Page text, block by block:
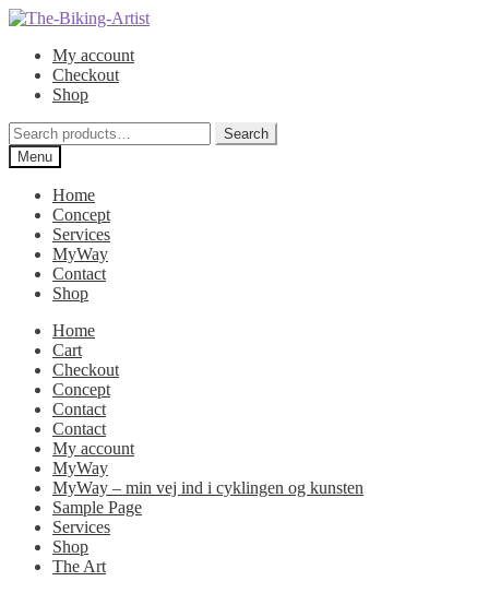
Skip
navigation
Skip
contentMy account
Checkout
Shop
Search
for:
Search
Menu
Home
Concept
Services
MyWay
Contact
Shop
Home
Cart
Checkout
Concept
Contact
Contact
My account
MyWay
MyWay – min vej ind i cyklingen og kunsten
Sample Page
Services
Shop
The Art